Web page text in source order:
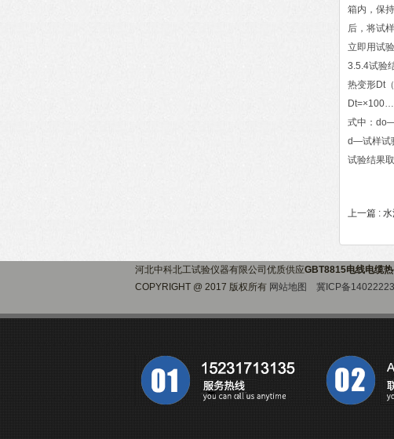
箱内，保
后，将试
立即用试
3.5.4试验
热变形Dt
式中：
d—试样试
试验结果
上一篇 :
河北中科北工试验仪器有限公司优质供应GBT8815电线电缆
COPYRIGHT @ 2017 版权所有 网站地图 冀ICP备